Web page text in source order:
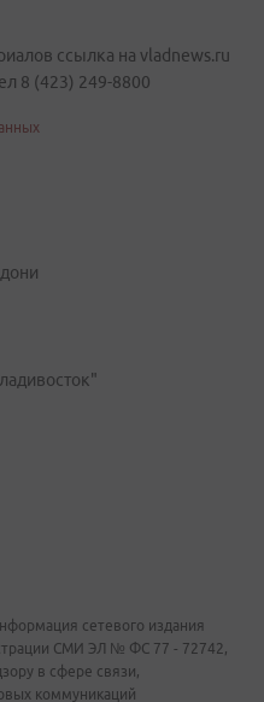
ссылка на vladnews.ru
8 (423) 249-8800
сетевого издания
СМИ ЭЛ № ФС 77 - 72742,
в сфере связи,
коммуникаций